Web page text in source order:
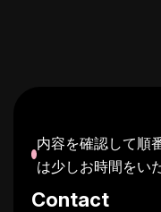
る。」創造的破
デート、好奇心
楽しく遊ぶように
内容を確認して順
は少しお時間をい
Contact